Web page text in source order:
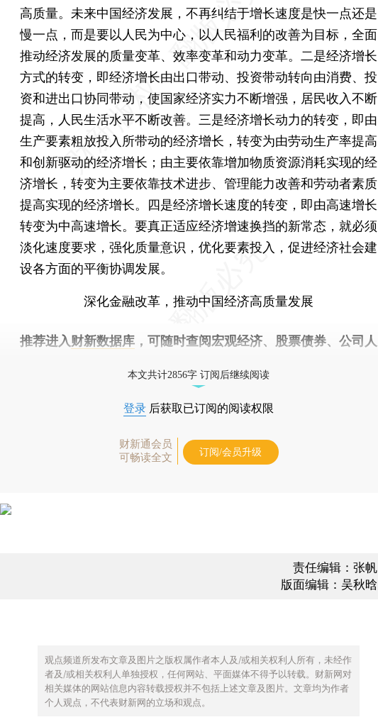
高质量。未来中国经济发展，不再纠结于增长速度是快一点还是
慢一点，而是要以人民为中心，以人民福利的改善为目标，全面
推动经济发展的质量变革、效率变革和动力变革。二是经济增长
方式的转变，即经济增长由出口带动、投资带动转向由消费、投
资和进出口协同带动，使国家经济实力不断增强，居民收入不断
提高，人民生活水平不断改善。三是经济增长动力的转变，即由
生产要素粗放投入所带动的经济增长，转变为由劳动生产率提高
和创新驱动的经济增长；由主要依靠增加物质资源消耗实现的经
济增长，转变为主要依靠技术进步、管理能力改善和劳动者素质
提高实现的经济增长。四是经济增长速度的转变，即由高速增长
转变为中高速增长。要真正适应经济增速换挡的新常态，就必须
淡化速度要求，强化质量意识，优化要素投入，促进经济社会建
设各方面的平衡协调发展。
深化金融改革，推动中国经济高质量发展
推荐进入财新数据库 ，可随时查阅宏观经济、股票债券、公司人
本文共计2856字 订阅后继续阅读
登录 后获取已订阅的阅读权限
财新通会员
可畅读全文
订阅/会员升级
责任编辑：张帆
版面编辑：吴秋晗
观点频道所发布文章及图片之版权属作者本人及/或相关权利人所有，未经作
者及/或相关权利人单独授权，任何网站、平面媒体不得予以转载。财新网对
相关媒体的网站信息内容转载授权并不包括上述文章及图片。文章均为作者
个人观点，不代表财新网的立场和观点。